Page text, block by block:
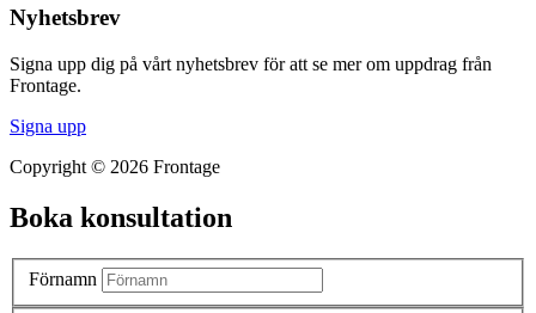
Nyhetsbrev
Signa upp dig på vårt nyhetsbrev för att se mer om uppdrag från
Frontage.
Signa upp
Copyright © 2026 Frontage
Boka konsultation
Förnamn